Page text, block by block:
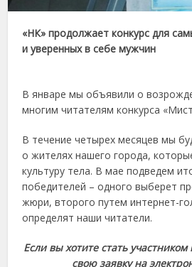
«НК» продолжает конкурс для
и уверенных в себе мужчин
В январе мы объявили о
многим читателям конкурса
В течение четырех месяцев мы
о жителях нашего города,
культуру тела. В мае подведем
победителей – одного выберет
жюри, второго путем интернет-
определят наши читатели.
Если вы хотите стать
свою заявку на